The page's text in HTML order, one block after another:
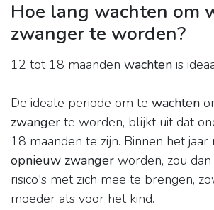
Hoe lang wachten om
zwanger te worden?
12 tot 18 maanden wachten is
De ideale periode om te wachten
zwanger te worden, blijkt uit dat
18 maanden te zijn. Binnen het
opnieuw zwanger worden, zou
risico's met zich mee te brengen,
moeder als voor het kind.